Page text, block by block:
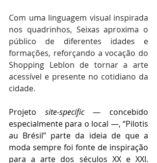
Com uma linguagem visual inspirada
nos quadrinhos, Seixas aproxima o
público de diferentes idades e
formações, reforçando a vocação do
Shopping Leblon de tornar a arte
acessível e presente no cotidiano da
cidade.
Projeto site-specific — concebido
especialmente para o local —, “Pilotis
au Brésil” parte da ideia de que a
moda sempre foi fonte de inspiração
para a arte dos séculos XX e XXI.